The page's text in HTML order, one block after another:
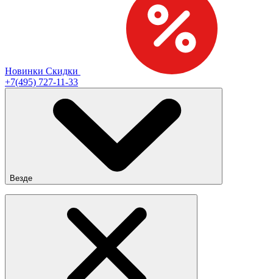
Новинки Скидки
+7(495) 727-11-33
Везде